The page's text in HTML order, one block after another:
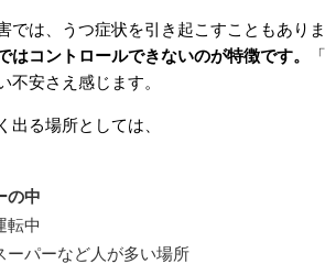
では、うつ症状を引き起こすこともあり
はコントロールできないのが特徴です。
不安さえ感じます。
出る場所としては、
の中
転中
ーパーなど人が多い場所